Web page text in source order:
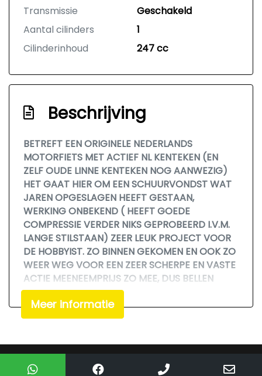
Transmissie
Geschakeld
Aantal cilinders
1
Cilinderinhoud
247 cc
Beschrijving
BETREFT EEN ORIGINELE NEDERLANDS
MOTORFIETS MET ACTIEF NL KENTEKEN (EN
ZELF OUDE LINNE KENTEKEN NOG AANWEZIG)
HET GAAT HIER OM EEN SCHUURVONDST WAT
JAREN OPGESLAGEN HEEFT GESTAAN,
WERKING ONBEKEND ( HEEFT GOEDE
COMPRESSIE VERDER NIKS GEPROBEERD I.V.M.
LANGE STILSTAAN) ZEER LEUK PROJECT VOOR
DE HOBBYIST. ZO BINNEN GEKOMEN EN OOK ZO
WEER WEG VOOR EEN ZEER SCHERPE EN VASTE
ACTIE MEENEEMPRIJS ZO MEE, DUS BELLEN
VOOR DE LAATSTE PRIJS EN OF BIEDEN OP DEZE
AUTO HEEFT GEEN ENKELE ZIN ! VASTE PRIJS !
FIXED PRICE ! FESTEN PREIS !
We hebben ons uiterste best gedaan om alle
geven. Er kunnen echter geen rechten worden
Meer informatie
Mogelijk gemaakt door